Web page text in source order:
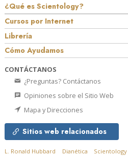
¿Qué es Scientology?
Cursos por Internet
Librería
Cómo Ayudamos
CONTÁCTANOS
¿Preguntas? Contáctanos
Opiniones sobre el Sitio Web
Mapa y Direcciones
Sitios web relacionados
L. Ronald Hubbard Dianética